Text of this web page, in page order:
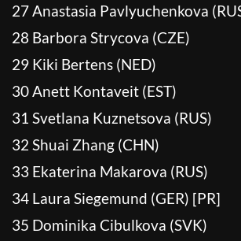
27 Anastasia Pavlyuchenkova
28 Barbora Strycova (CZE)
29 Kiki Bertens (NED)
30 Anett Kontaveit (EST)
31 Svetlana Kuznetsova (RUS)
32 Shuai Zhang (CHN)
33 Ekaterina Makarova (RUS)
34 Laura Siegemund (GER) [PR]
35 Dominika Cibulkova (SVK)